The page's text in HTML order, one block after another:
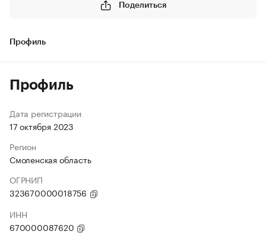
Поделиться
Профиль
Профиль
Дата регистрации
17 октября 2023
Регион
Смоленская область
ОГРНИП
323670000018756
ИНН
670000087620